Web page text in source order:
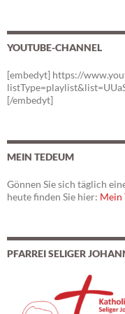
YOUTUBE-CHANNEL
[embedyt] https://
[/embedyt]
MEIN TEDEUM
Gönnen Sie sich täglich
heute finden Sie hier: Mein
PFARREI SELIGER